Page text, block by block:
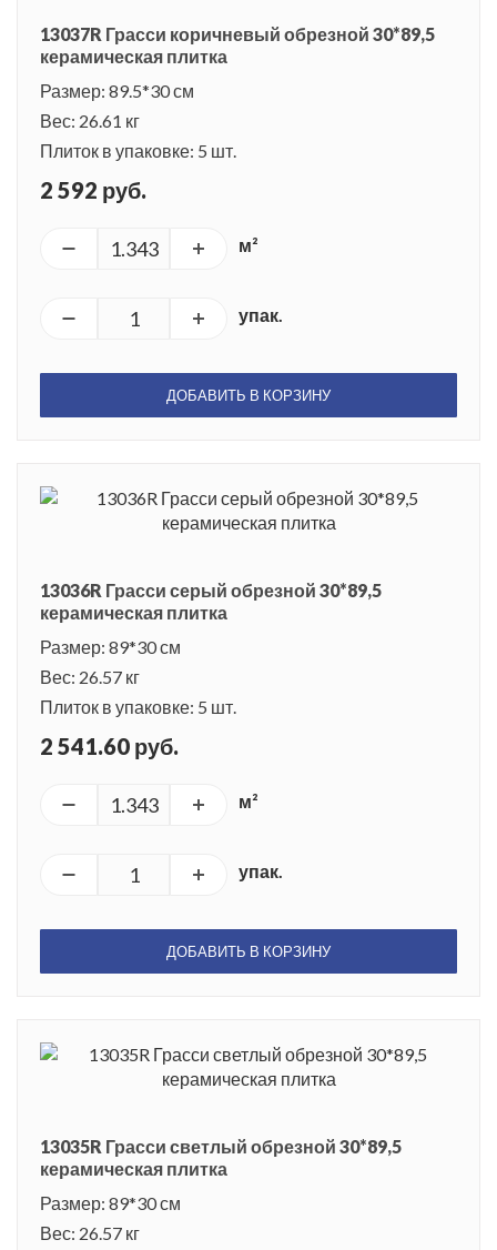
13037R Грасси коричневый обрезной 30*89,5
керамическая плитка
Размер: 89.5*30 см
Вес: 26.61 кг
Плиток в упаковке: 5 шт.
2 592 руб.
м²
упак.
ДОБАВИТЬ В КОРЗИНУ
13036R Грасси серый обрезной 30*89,5
керамическая плитка
Размер: 89*30 см
Вес: 26.57 кг
Плиток в упаковке: 5 шт.
2 541.60 руб.
м²
упак.
ДОБАВИТЬ В КОРЗИНУ
13035R Грасси светлый обрезной 30*89,5
керамическая плитка
Размер: 89*30 см
Вес: 26.57 кг